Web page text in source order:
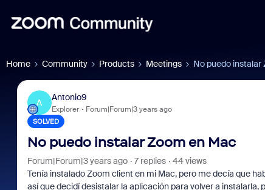
Home Community Products Meetings No puedo instalar
A
Antonio9
Explorer Forum|Forum|3 years ago
SOLVED
No puedo instalar Zoom en Mac
Forum|Forum|3 years ago 7 replies
44 views
Tenía instalado Zoom client en mi Mac, pero me decía que
así que decidí desistalar la aplicación para volver a